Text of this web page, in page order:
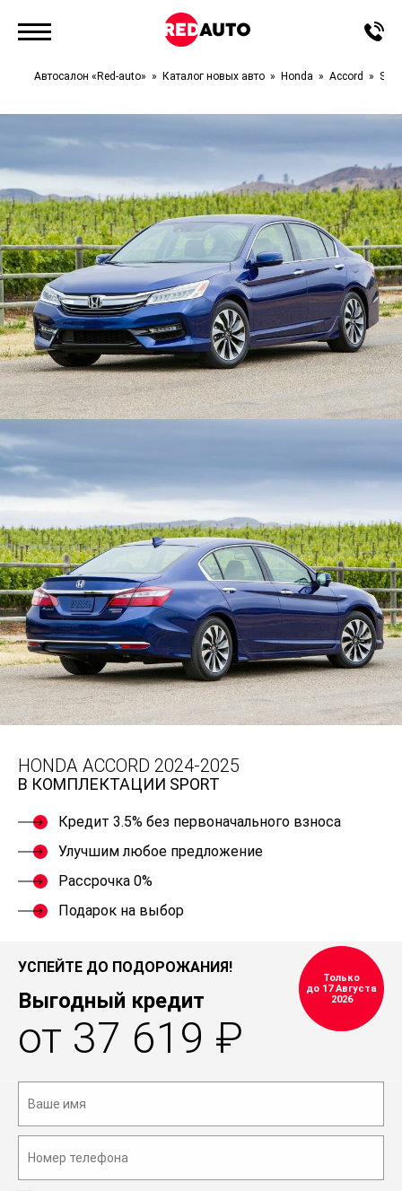
Автосалон «Red-auto» Каталог новых авто Honda Accord
HONDA ACCORD 2024-2025
В КОМПЛЕКТАЦИИ SPORT
Кредит 3.5% без первоначального взноса
Улучшим любое предложение
Рассрочка 0%
Подарок на выбор
УСПЕЙТЕ ДО ПОДОРОЖАНИЯ!
Выгодный кредит
от 37 619 ₽
Только
до 17 Августа
2026